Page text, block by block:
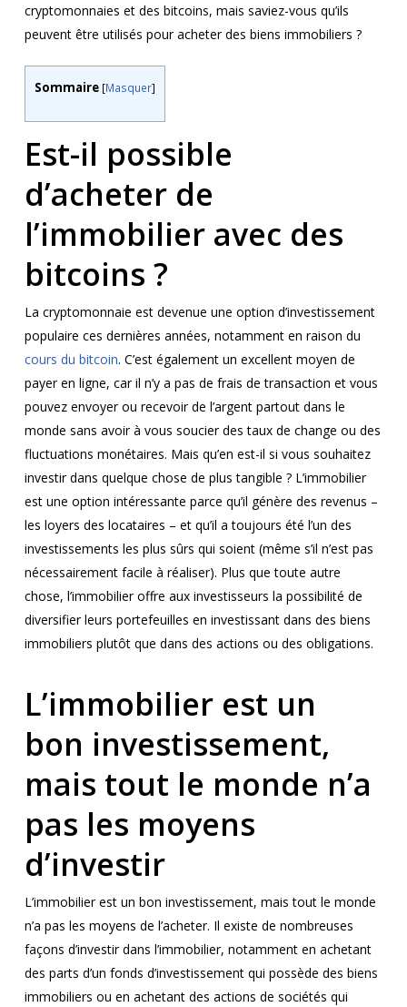
cryptomonnaies et des bitcoins, mais saviez-vous qu’ils
peuvent être utilisés pour acheter des biens immobiliers ?
Sommaire [Masquer]
Est-il possible
d’acheter de
l’immobilier avec des
bitcoins ?
La cryptomonnaie est devenue une option d’investissement
populaire ces dernières années, notamment en raison du
cours du bitcoin. C’est également un excellent moyen de
payer en ligne, car il n’y a pas de frais de transaction et vous
pouvez envoyer ou recevoir de l’argent partout dans le
monde sans avoir à vous soucier des taux de change ou des
fluctuations monétaires. Mais qu’en est-il si vous souhaitez
investir dans quelque chose de plus tangible ? L’immobilier
est une option intéressante parce qu’il génère des revenus –
les loyers des locataires – et qu’il a toujours été l’un des
investissements les plus sûrs qui soient (même s’il n’est pas
nécessairement facile à réaliser). Plus que toute autre
chose, l’immobilier offre aux investisseurs la possibilité de
diversifier leurs portefeuilles en investissant dans des biens
immobiliers plutôt que dans des actions ou des obligations.
L’immobilier est un
bon investissement,
mais tout le monde n’a
pas les moyens
d’investir
L’immobilier est un bon investissement, mais tout le monde
n’a pas les moyens de l’acheter. Il existe de nombreuses
façons d’investir dans l’immobilier, notamment en achetant
des parts d’un fonds d’investissement qui possède des biens
immobiliers ou en achetant des actions de sociétés qui